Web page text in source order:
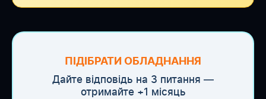
ПІДІБРАТИ ОБЛАДНАННЯ
Дайте відповідь на 3 питання —
отримайте +1 місяць